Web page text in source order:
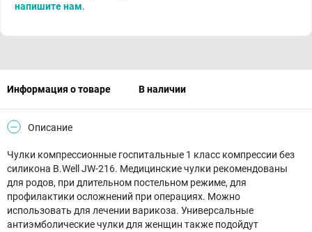
напишите нам.
Информация о товаре В наличии
Описание
Чулки компрессионные госпитальные 1 класс компрессии без
силикона B.Well JW-216. Медицинские чулки рекомендованы
для родов, при длительном постельном режиме, для
профилактики осложнений при операциях. Можно
использовать для лечении варикоза. Универсальные
антиэмболические чулки для женщин также подойдут